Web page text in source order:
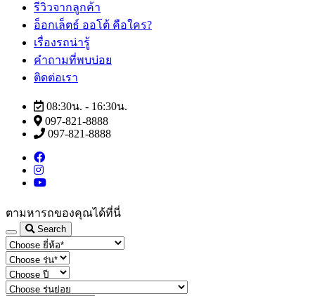
รีวิวจากลูกค้า
อ็อกเล็ตธ์ ออโต้ คือใคร?
เรื่องรถน่ารู้
คำถามที่พบบ่อย
ติดต่อเรา
08:30น. - 16:30น.
097-821-8888
097-821-8888
ตามหารถของคุณได้ที่นี่
Search